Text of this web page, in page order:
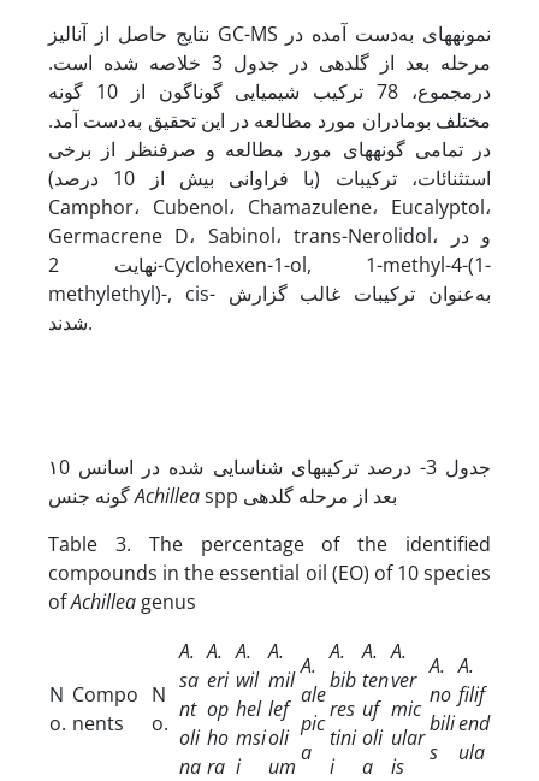
نتایج حاصل از آنالیز GC-MS نمونه­های به‌دست آمده در
مرحله بعد از گلدهی در جدول 3 خلاصه شده است.
درمجموع، 78 ترکیب شیمیایی گوناگون از 10 گونه
مختلف بومادران مورد مطالعه در این تحقیق به‌دست آمد.
در تمامی گونه­های مورد مطالعه و صرفنظر از برخی
استثنائات، ترکیبات (با فراوانی بیش از 10 درصد)
Camphor، Cubenol، Chamazulene، Eucalyptol،
Germacrene D، Sabinol، trans-Nerolidol، و در
نهایت 2-Cyclohexen-1-ol, 1-methyl-4-(1-
methylethyl)-, cis- به‌عنوان ترکیبات غالب گزارش
شدند.
جدول 3- درصد ترکیب­های شناسایی شده در اسانس ١0
گونه جنسAchillea
spp بعد از مرحله گلدهی
Table 3. The percentage of the identified
compounds in the essential oil (EO) of 10 species
ofAchillea genus
N
o.
Compo
nents
N
o.
A.
sa
nt
oli
na
A.
eri
op
ho
ra
A.
wil
hel
msi
i
A.
mil
lef
oli
um
A.
ale
pic
a
A.
bib
res
tini
i
A.
ten
uf
oli
a
A.
ver
mic
ular
is
A.
no
bili
s
A.
filif
end
ula